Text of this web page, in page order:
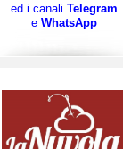
ed i canali Telegram
e WhatsApp